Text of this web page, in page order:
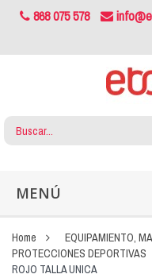
868 075 578
MENÚ
Home EQUIPAMIENTO,
PROTECCIONES DEPORTIVAS
ROJO TALLA UNICA